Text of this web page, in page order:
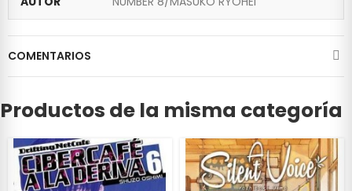
COMENTARIOS
Productos de la misma categoría